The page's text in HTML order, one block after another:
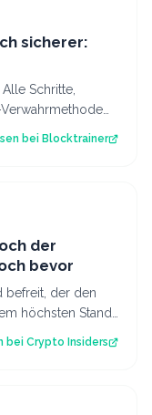
sicherer:
Schritte,
bei Blocktrainer
der
bevor
befreit, der den
höchsten Stand
bei Crypto Insiders